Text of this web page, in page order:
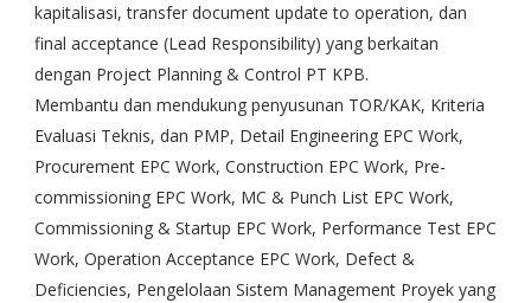
kapitalisasi, transfer document update to operation, dan
final acceptance (Lead Responsibility) yang berkaitan
dengan Project Planning & Control PT KPB.
Membantu dan mendukung penyusunan TOR/KAK, Kriteria
Evaluasi Teknis, dan PMP, Detail Engineering EPC Work,
Procurement EPC Work, Construction EPC Work, Pre-
commissioning EPC Work, MC & Punch List EPC Work,
Commissioning & Startup EPC Work, Performance Test EPC
Work, Operation Acceptance EPC Work, Defect &
Deficiencies, Pengelolaan Sistem Management Proyek yang